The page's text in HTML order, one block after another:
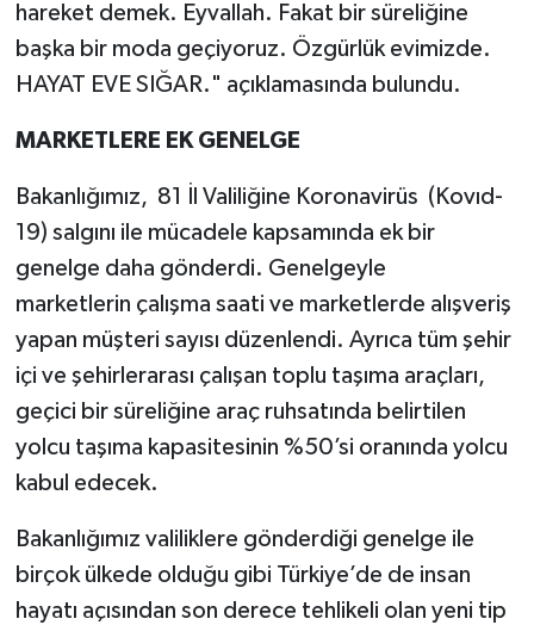
hareket demek. Eyvallah. Fakat bir süreliğine
başka bir moda geçiyoruz. Özgürlük evimizde.
HAYAT EVE SIĞAR." açıklamasında bulundu.
MARKETLERE EK GENELGE
Bakanlığımız, 81 İl Valiliğine Koronavirüs (Kovıd-
19) salgını ile mücadele kapsamında ek bir
genelge daha gönderdi. Genelgeyle
marketlerin çalışma saati ve marketlerde alışveriş
yapan müşteri sayısı düzenlendi. Ayrıca tüm şehir
içi ve şehirlerarası çalışan toplu taşıma araçları,
geçici bir süreliğine araç ruhsatında belirtilen
yolcu taşıma kapasitesinin %50’si oranında yolcu
kabul edecek.
Bakanlığımız valiliklere gönderdiği genelge ile
birçok ülkede olduğu gibi Türkiye’de de insan
hayatı açısından son derece tehlikeli olan yeni tip